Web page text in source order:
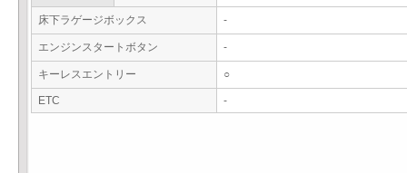
床下ラゲージボックス -
エンジンスタートボタン -
キーレスエントリー ○
ETC -